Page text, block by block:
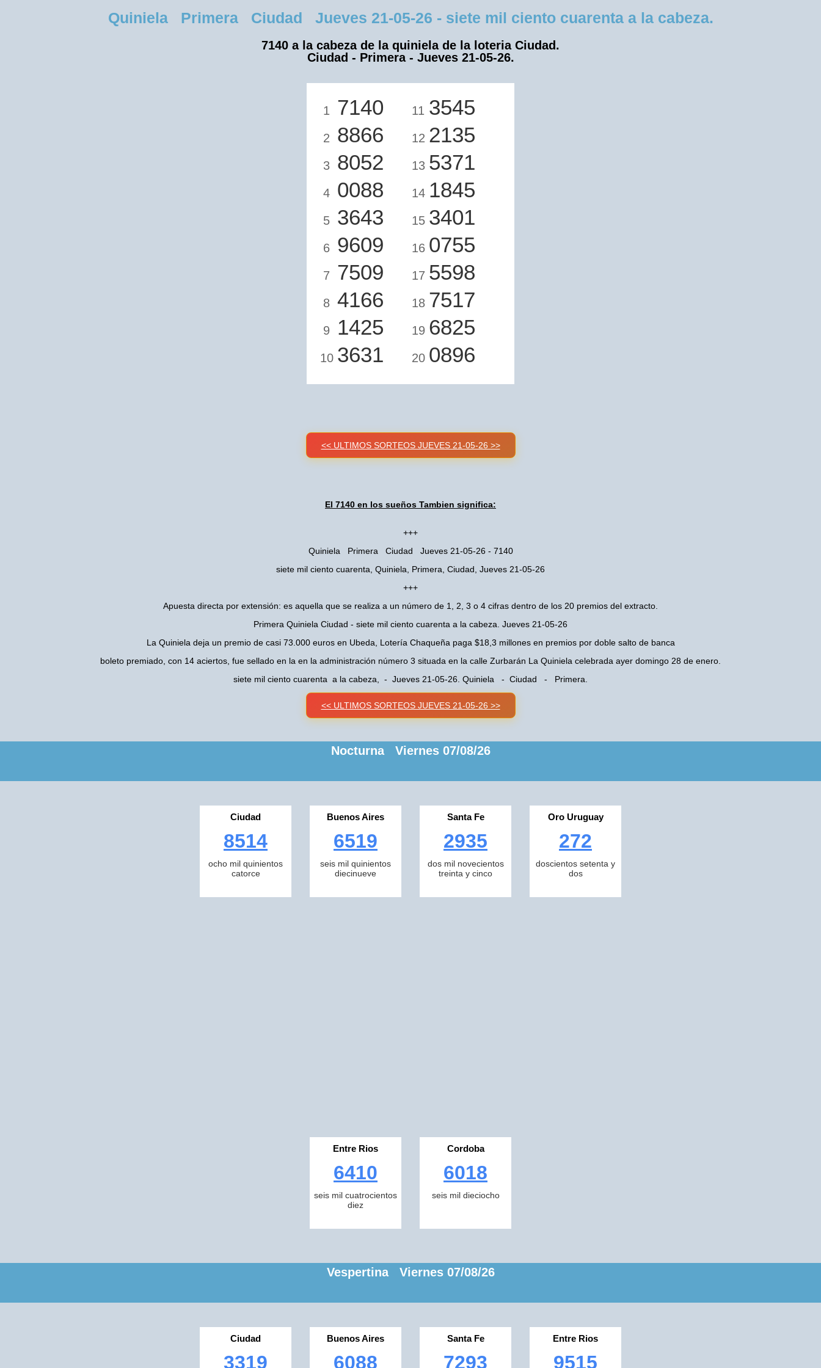
Quiniela Primera Ciudad Jueves 21-05-26 - siete mil ciento cuarenta a la cabeza.
7140 a la cabeza de la quiniela de la loteria Ciudad.
Ciudad - Primera - Jueves 21-05-26.
1 7140
2 8866
3 8052
4 0088
5 3643
6 9609
7 7509
8 4166
9 1425
10 3631
11 3545
12 2135
13 5371
14 1845
15 3401
16 0755
17 5598
18 7517
19 6825
20 0896
<< ULTIMOS SORTEOS JUEVES 21-05-26 >>
El 7140 en los sueños Tambien significa:
+++
Quiniela Primera Ciudad Jueves 21-05-26 - 7140
siete mil ciento cuarenta, Quiniela, Primera, Ciudad, Jueves 21-05-26
+++
Apuesta directa por extensión: es aquella que se realiza a un número de 1, 2, 3 o 4 cifras dentro de los 20 premios del extracto.
Primera Quiniela Ciudad - siete mil ciento cuarenta a la cabeza. Jueves 21-05-26
La Quiniela deja un premio de casi 73.000 euros en Ubeda, Lotería Chaqueña paga $18,3 millones en premios por doble salto de banca
boleto premiado, con 14 aciertos, fue sellado en la en la administración número 3 situada en la calle Zurbarán La Quiniela celebrada ayer domingo 28 de enero.
siete mil ciento cuarenta a la cabeza, - Jueves 21-05-26. Quiniela - Ciudad - Primera.
<< ULTIMOS SORTEOS JUEVES 21-05-26 >>
Nocturna Viernes 07/08/26
Ciudad
8514
ocho mil quinientos
catorce
Buenos Aires
6519
seis mil quinientos
diecinueve
Santa Fe
2935
dos mil novecientos
treinta y cinco
Oro Uruguay
272
doscientos setenta y
dos
Entre Rios
6410
seis mil cuatrocientos
diez
Cordoba
6018
seis mil dieciocho
Vespertina Viernes 07/08/26
Ciudad
3319
Buenos Aires
6088
Santa Fe
7293
Entre Rios
9515